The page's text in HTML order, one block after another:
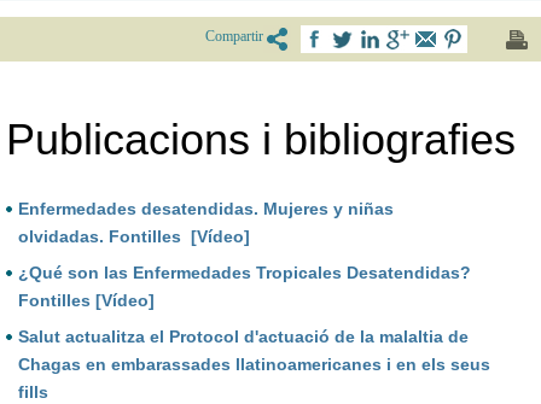
Compartir
Publicacions i bibliografies
Enfermedades desatendidas. Mujeres y niñas
olvidadas. Fontilles [Vídeo]
¿Qué son las Enfermedades Tropicales Desatendidas?
Fontilles [Vídeo]
Salut actualitza el Protocol d'actuació de la malaltia de
Chagas en embarassades llatinoamericanes i en els seus
fills